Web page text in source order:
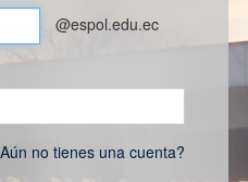
@espol.edu.ec
no tienes una cuenta?